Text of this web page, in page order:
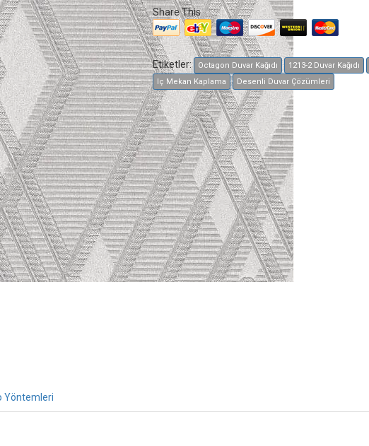
Share This
Etiketler: Octagon Duvar Kağıdı 1213-2 Duvar Kağıdı
Iç Mekan Kaplama
Desenli Duvar Çözümleri
Yöntemleri